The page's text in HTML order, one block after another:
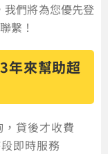
我們將為您優先登
繫！
年來幫助超
貸後才收費
即時服務